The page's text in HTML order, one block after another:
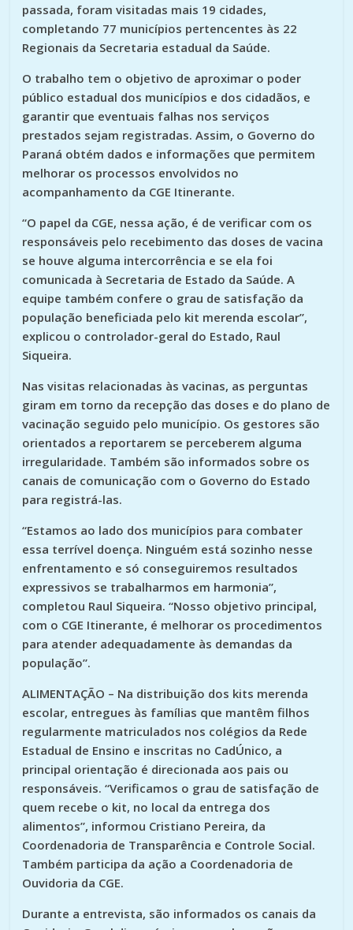
passada, foram visitadas mais 19 cidades,
completando 77 municípios pertencentes às 22
Regionais da Secretaria estadual da Saúde.
O trabalho tem o objetivo de aproximar o poder
público estadual dos municípios e dos cidadãos, e
garantir que eventuais falhas nos serviços
prestados sejam registradas. Assim, o Governo do
Paraná obtém dados e informações que permitem
melhorar os processos envolvidos no
acompanhamento da CGE Itinerante.
“O papel da CGE, nessa ação, é de verificar com os
responsáveis pelo recebimento das doses de vacina
se houve alguma intercorrência e se ela foi
comunicada à Secretaria de Estado da Saúde. A
equipe também confere o grau de satisfação da
população beneficiada pelo kit merenda escolar”,
explicou o controlador-geral do Estado, Raul
Siqueira.
Nas visitas relacionadas às vacinas, as perguntas
giram em torno da recepção das doses e do plano de
vacinação seguido pelo município. Os gestores são
orientados a reportarem se perceberem alguma
irregularidade. Também são informados sobre os
canais de comunicação com o Governo do Estado
para registrá-las.
“Estamos ao lado dos municípios para combater
essa terrível doença. Ninguém está sozinho nesse
enfrentamento e só conseguiremos resultados
expressivos se trabalharmos em harmonia”,
completou Raul Siqueira. “Nosso objetivo principal,
com o CGE Itinerante, é melhorar os procedimentos
para atender adequadamente às demandas da
população”.
ALIMENTAÇÃO – Na distribuição dos kits merenda
escolar, entregues às famílias que mantêm filhos
regularmente matriculados nos colégios da Rede
Estadual de Ensino e inscritas no CadÚnico, a
principal orientação é direcionada aos pais ou
responsáveis. “Verificamos o grau de satisfação de
quem recebe o kit, no local da entrega dos
alimentos”, informou Cristiano Pereira, da
Coordenadoria de Transparência e Controle Social.
Também participa da ação a Coordenadoria de
Ouvidoria da CGE.
Durante a entrevista, são informados os canais da